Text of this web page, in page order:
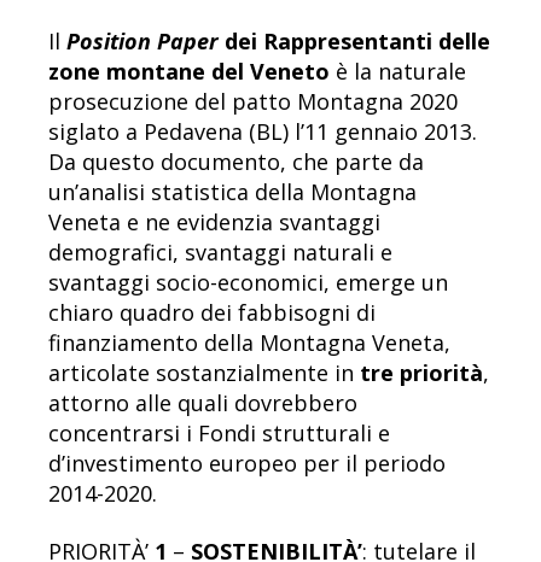
Il Position Paperdei Rappresentanti delle
zone montane del Veneto è la naturale
prosecuzione del patto Montagna 2020
siglato a Pedavena (BL) l’11 gennaio 2013.
Da questo documento, che parte da
un’analisi statistica della Montagna
Veneta e ne evidenzia svantaggi
demografici, svantaggi naturali e
svantaggi socio-economici, emerge un
chiaro quadro dei fabbisogni di
finanziamento della Montagna Veneta,
articolate sostanzialmente in tre priorità,
attorno alle quali dovrebbero
concentrarsi i Fondi strutturali e
d’investimento europeo per il periodo
2014-2020.
PRIORITÀ’ 1 – SOSTENIBILITÀ’: tutelare il